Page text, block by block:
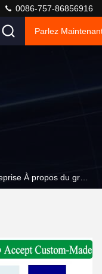
0086-757-86856916
Parlez